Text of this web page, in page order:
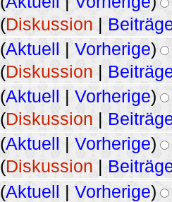
(Diskussion |
(Aktuell Vorherige)
(Diskussion
(Aktuell Vorherige)
(Diskussion
(Aktuell Vorherige)
(Diskussion
(Aktuell | Vorherige)